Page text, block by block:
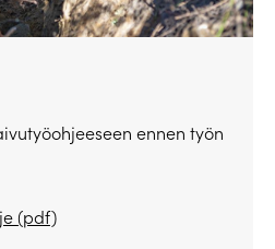
ennen työn
(pdf)